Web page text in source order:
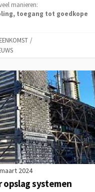
manieren:
toegang tot goedkope
/
2024
systemen